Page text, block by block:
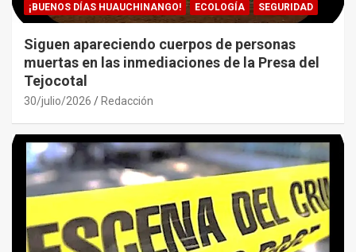
¡BUENOS DÍAS HUAUCHINANGO! ECOLOGÍA SEGURIDAD
Siguen apareciendo cuerpos de personas
muertas en las inmediaciones de la Presa del
Tejocotal
30/julio/2026 Redacción